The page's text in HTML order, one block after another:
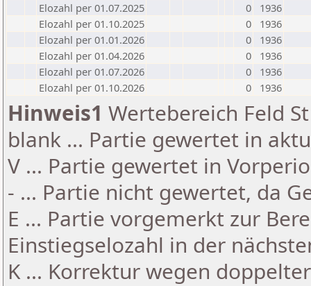
Elozahl per 01.07.2025
0
1936
Elozahl per 01.10.2025
0
1936
Elozahl per 01.01.2026
0
1936
Elozahl per 01.04.2026
0
1936
Elozahl per 01.07.2026
0
1936
Elozahl per 01.10.2026
0 1936
Hinweis1 Wertebereich Feld
blank ... Partie gewertet in
V ... Partie gewertet in
- ... Partie nicht gewertet, da
E ... Partie vorgemerkt zur
Einstiegselozahl in der
K ... Korrektur wegen